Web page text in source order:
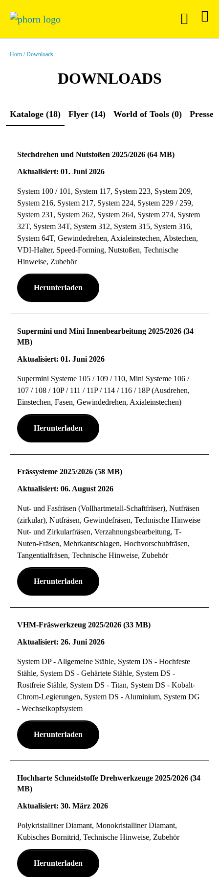
Horn Downloads
DOWNLOADS
Kataloge (18) Flyer (14) World of Tools (0) Presse
Stechdrehen und Nutstoßen 2025/2026 (64 MB)
Aktualisiert: 01. Juni 2026
System 100 / 101, System 117, System 223, System 209,
System 216, System 217, System 224, System 229 / 259,
System 231, System 262, System 264, System 274, System
32T, System 34T, System 312, System 315, System 316,
System 64T, Gewindedrehen, Axialeinstechen, Abstechen,
VDI-Halter, Speed-Forming, Nutstoßen, Technische
Hinweise, Zubehör
Herunterladen
Supermini und Mini Innenbearbeitung 2025/2026 (34
MB)
Aktualisiert: 01. Juni 2026
Supermini Systeme 105 / 109 / 110, Mini Systeme 106 /
107 / 108 / 10P / 111 / 11P / 114 / 116 / 18P (Ausdrehen,
Einstechen, Fasen, Gewindedrehen, Axialeinstechen)
Herunterladen
Frässysteme 2025/2026 (58 MB)
Aktualisiert: 06. August 2026
Nut- und Fasfräsen (Vollhartmetall-Schaftfräser), Nutfräsen
(zirkular), Nutfräsen, Gewindefräsen, Technische Hinweise
Nut- und Zirkularfräsen, Verzahnungsbearbeitung, T-
Nuten-Fräsen, Mehrkantschlagen, Hochvorschubfräsen,
Tangentialfräsen, Technische Hinweise, Zubehör
Herunterladen
VHM-Fräswerkzeug 2025/2026 (33 MB)
Aktualisiert: 26. Juni 2026
System DP - Allgemeine Stähle, System DS - Hochfeste
Stähle, System DS - Gehärtete Stähle, System DS -
Rostfreie Stähle, System DS - Titan, System DS - Kobalt-
Chrom-Legierungen, System DS - Aluminium, System DG
- Wechselkopfsystem
Herunterladen
Hochharte Schneidstoffe Drehwerkzeuge 2025/2026 (34
MB)
Aktualisiert: 30. März 2026
Polykristalliner Diamant, Monokristalliner Diamant,
Kubisches Bornitrid, Technische Hinweise, Zubehör
Herunterladen